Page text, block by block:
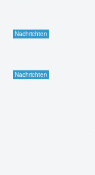
Nachrichten
Nachrichten